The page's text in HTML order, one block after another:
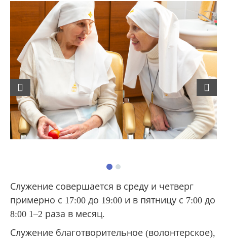
Previous Next
Служение совершается в среду и четверг
примерно с 17:00 до 19:00 и в пятницу с 7:00 до
8:00 1‒2 раза в месяц.
Служение благотворительное (волонтерское),